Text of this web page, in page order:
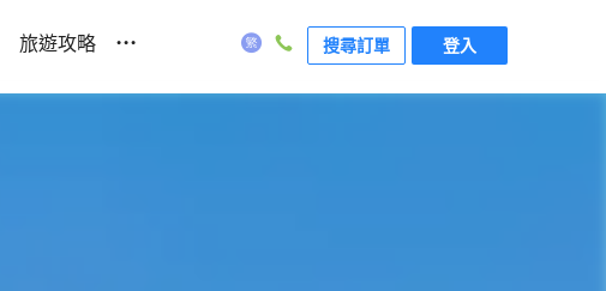
旅遊攻略 ... 搜尋訂單 登入